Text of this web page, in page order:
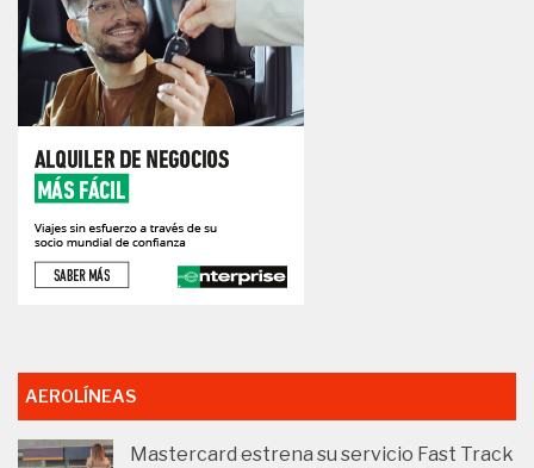
AEROLÍNEAS
Mastercard estrena su servicio Fast Track